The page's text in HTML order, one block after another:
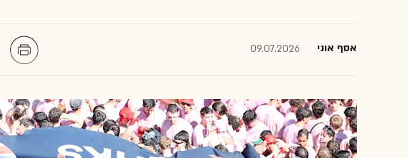
אסף אוני 09.07.2026